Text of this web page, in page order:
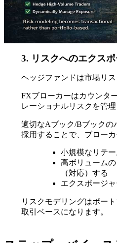
3. リスクへのエクス
ヘッジファンドは市場リス
FXブローカーはカウンタ
レーショナルリスクを管理
適切なAブック/Bブックの
採用することで、ブローカ
小規模なリテ
高ボリューム
（対応）する
エクスポージ
リスクモデリングはポー
取引ベースになります。